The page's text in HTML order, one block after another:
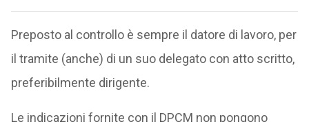
Preposto al controllo è sempre il datore di lavoro, per
il tramite (anche) di un suo delegato con atto scritto,
preferibilmente dirigente.
Le indicazioni fornite con il DPCM non pongono